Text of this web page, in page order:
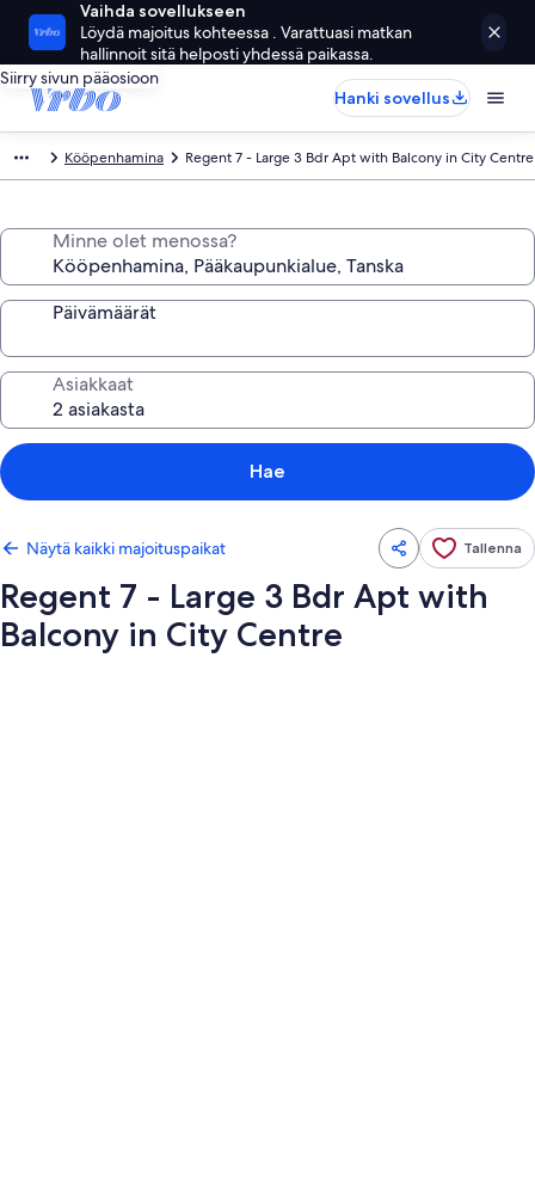
Vaihda sovellukseen
Löydä majoitus kohteessa . Varattuasi matkan
hallinnoit sitä helposti yhdessä paikassa.
Siirry sivun pääosioon
Hanki sovellus
Kööpenhamina Regent 7 - Large 3 Bdr Apt with Balcony in City Centre
Minne olet menossa?
Päivämäärät
Asiakkaat
Hae
Näytä kaikki majoituspaikat Tallenna
Regent 7 - Large 3 Bdr Apt with
Balcony in City Centre